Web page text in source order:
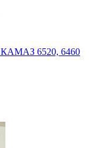
КАМАЗ 6520, 6460